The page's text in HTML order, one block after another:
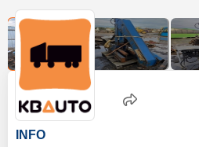
INFO